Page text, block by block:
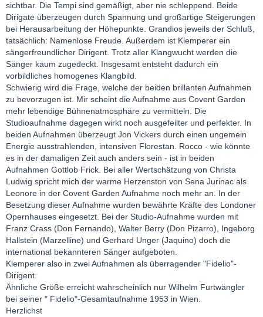
sichtbar. Die Tempi sind gemäßigt, aber nie schleppend. Beide
Dirigate überzeugen durch Spannung und großartige Steigerungen
bei Herausarbeitung der Höhepunkte. Grandios jeweils der Schluß,
tatsächlich: Namenlose Freude. Außerdem ist Klemperer ein
sängerfreundlicher Dirigent. Trotz aller Klangwucht werden die
Sänger kaum zugedeckt. Insgesamt entsteht dadurch ein
vorbildliches homogenes Klangbild.
Schwierig wird die Frage, welche der beiden brillanten Aufnahmen
zu bevorzugen ist. Mir scheint die Aufnahme aus Covent Garden
mehr lebendige Bühnenatmosphäre zu vermitteln. Die
Studioaufnahme dagegen wirkt noch ausgefeilter und perfekter. In
beiden Aufnahmen überzeugt Jon Vickers durch einen ungemein
Energie ausstrahlenden, intensiven Florestan. Rocco - wie könnte
es in der damaligen Zeit auch anders sein - ist in beiden
Aufnahmen Gottlob Frick. Bei aller Wertschätzung von Christa
Ludwig spricht mich der warme Herzenston von Sena Jurinac als
Leonore in der Covent Garden Aufnahme noch mehr an. In der
Besetzung dieser Aufnahme wurden bewährte Kräfte des Londoner
Opernhauses eingesetzt. Bei der Studio-Aufnahme wurden mit
Franz Crass (Don Fernando), Walter Berry (Don Pizarro), Ingeborg
Hallstein (Marzelline) und Gerhard Unger (Jaquino) doch die
international bekannteren Sänger aufgeboten.
Klemperer also in zwei Aufnahmen als überragender "Fidelio"-
Dirigent.
Ähnliche Größe erreicht wahrscheinlich nur Wilhelm Furtwängler
bei seiner " Fidelio"-Gesamtaufnahme 1953 in Wien.
Herzlichst